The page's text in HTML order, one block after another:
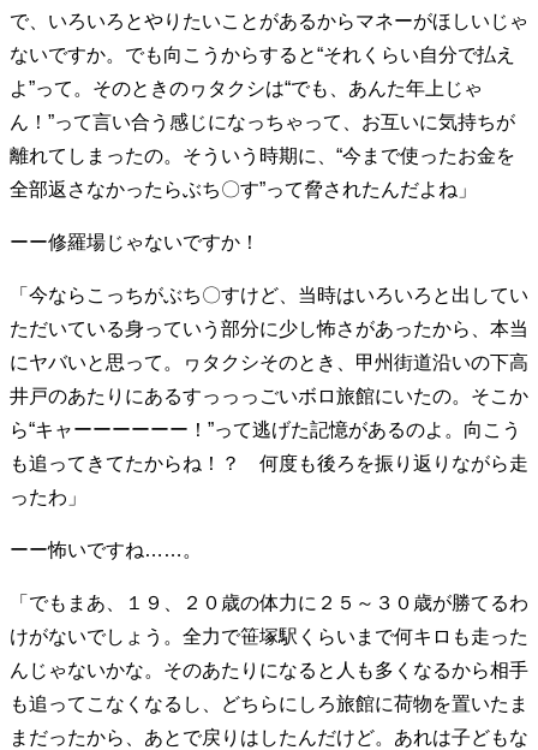
マインドセット
重圧との向き合い方 一流のルーティン
20代の現在地
忘れられない言葉
10代・20代の土台
ライフスタイル・生き方
パートナーとの歩み方
熱狂できるもの
一生モノの愛用品
私を彩るエッセンス
60代のネクストステージ
70代のグランドデザイン
社会・カルチャー・マネー
地域とつながる/お金との付き合い方
で、いろいろとやりたいことがあるからマネーがほしいじゃ
ないですか。でも向こうからすると“それくらい自分で払え
よ”って。そのときのヮタクシは“でも、あんた年上じゃ
ん！”って言い合う感じになっちゃって、お互いに気持ちが
離れてしまったの。そういう時期に、“今まで使ったお金を
全部返さなかったらぶち〇す”って脅されたんだよね」
ーー修羅場じゃないですか！
「今ならこっちがぶち〇すけど、当時はいろいろと出してい
ただいている身っていう部分に少し怖さがあったから、本当
にヤバいと思って。ヮタクシそのとき、甲州街道沿いの下高
井戸のあたりにあるすっっっごいボロ旅館にいたの。そこか
ら“キャーーーーーー！”って逃げた記憶があるのよ。向こう
も追ってきてたからね！？ 何度も後ろを振り返りながら走
ったわ」
ーー怖いですね……。
「でもまあ、１９、２０歳の体力に２５～３０歳が勝てるわ
けがないでしょう。全力で笹塚駅くらいまで何キロも走った
んじゃないかな。そのあたりになると人も多くなるから相手
も追ってこなくなるし、どちらにしろ旅館に荷物を置いたま
まだったから、あとで戻りはしたんだけど。あれは子どもな